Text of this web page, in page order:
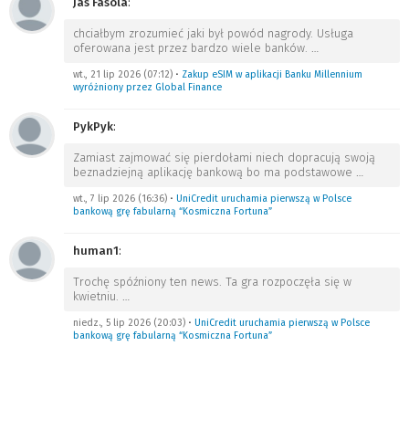
chciałbym zrozumieć jaki był powód nagrody. Usługa
oferowana jest przez bardzo wiele banków. …
wt., 21 lip 2026 (07:12) • Zakup eSIM w aplikacji Banku Millennium
wyróżniony przez Global Finance
PykPyk:
Zamiast zajmować się pierdołami niech dopracują swoją
beznadziejną aplikację bankową bo ma podstawowe …
wt., 7 lip 2026 (16:36) • UniCredit uruchamia pierwszą w Polsce
bankową grę fabularną “Kosmiczna Fortuna”
human1:
Trochę spóźniony ten news. Ta gra rozpoczęła się w
kwietniu. …
niedz., 5 lip 2026 (20:03) • UniCredit uruchamia pierwszą w Polsce
bankową grę fabularną “Kosmiczna Fortuna”